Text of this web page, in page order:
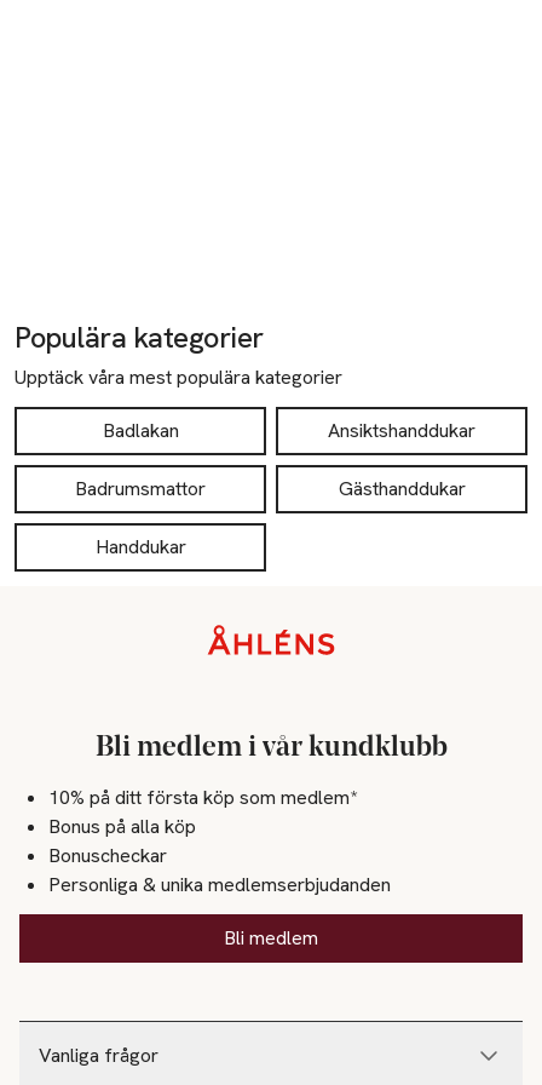
Populära kategorier
Upptäck våra mest populära kategorier
Badlakan Ansiktshanddukar
Badrumsmattor Gästhanddukar
Handdukar
Vanliga frågor
Bli medlem i vår kundklubb
10% på ditt första köp som medlem*
Bonus på alla köp
Bonuscheckar
Personliga & unika medlemserbjudanden
Bli medlem